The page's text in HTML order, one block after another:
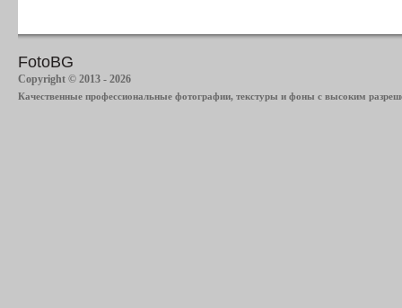
FotoBG
Copyright © 2013 - 2026
Качественные профессиональные фотографии, текстуры и фоны с высоким